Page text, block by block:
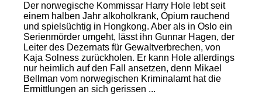
Der norwegische Kommissar Harry Hole lebt seit
einem halben Jahr alkoholkrank, Opium rauchend
und spielsüchtig in Hongkong. Aber als in Oslo ein
Serienmörder umgeht, lässt ihn Gunnar Hagen, der
Leiter des Dezernats für Gewaltverbrechen, von
Kaja Solness zurückholen. Er kann Hole allerdings
nur heimlich auf den Fall ansetzen, denn Mikael
Bellman vom norwegischen Kriminalamt hat die
Ermittlungen an sich gerissen ...